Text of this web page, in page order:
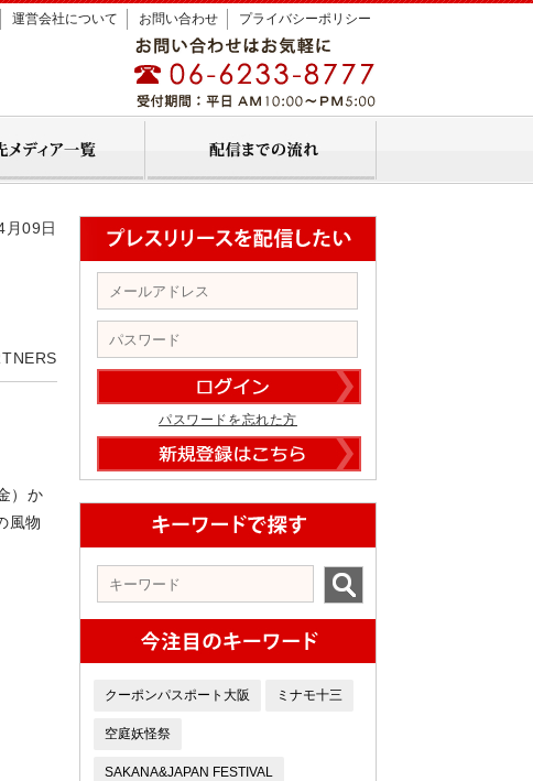
運営会社について お問い合わせ プライバシーポリシー
月09日
）か
風物
パスワードを忘れた方
クーポンパスポート大阪 ミナモ十三
空庭妖怪祭
SAKANA&JAPAN FESTIVAL